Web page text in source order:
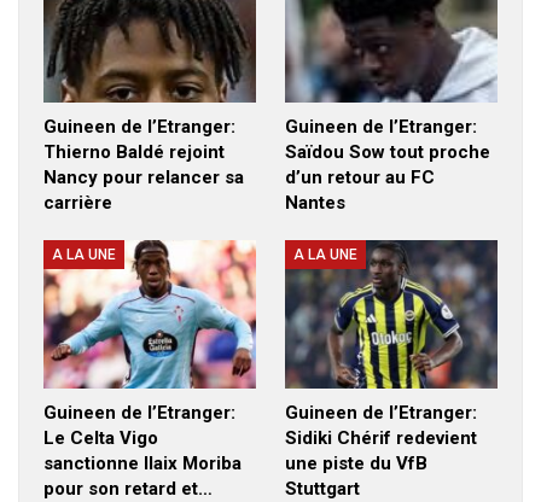
Guineen de l’Etranger:
Thierno Baldé rejoint
Nancy pour relancer sa
carrière
Guineen de l’Etranger:
Saïdou Sow tout proche
d’un retour au FC
Nantes
A LA UNE
Guineen de l’Etranger:
Le Celta Vigo
sanctionne Ilaix Moriba
pour son retard et…
A LA UNE
Guineen de l’Etranger:
Sidiki Chérif redevient
une piste du VfB
Stuttgart